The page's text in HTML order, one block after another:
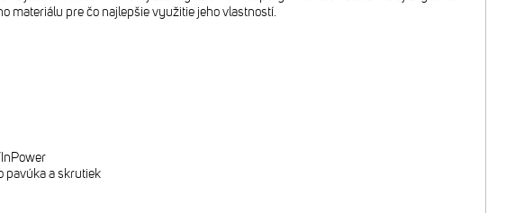
materiálu pre čo najlepšie využitie jeho vlastností.
pavúka a skrutiek